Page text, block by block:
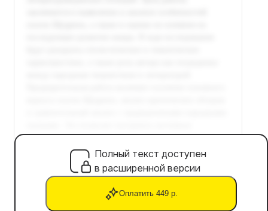
Полный текст доступен
в расширенной версии
Оплатить 449 р.